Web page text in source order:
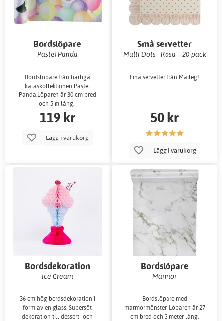
Bordslöpare
Pastel Panda
Bordslöpare från härliga
kalaskollektionen Pastel
Panda.Löparen är 30 cm bred
och 5 m lång.
119 kr
Lägg i varukorg
Små servetter
Multi Dots - Rosa - 20-pack
Fina servetter från Maileg!
50 kr
Lägg i varukorg
Bordsdekoration
Ice Cream
36 cm hög bordsdekoration i
form av en glass. Supersöt
dekoration till dessert- och
Bordslöpare
Marmor
Bordslöpare med
marmormönster. Löparen är 27
cm bred och 3 meter lång.